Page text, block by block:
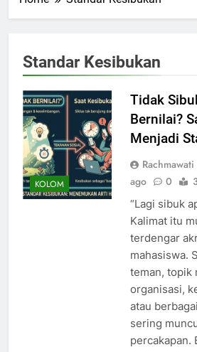
Standar Kesibukan
KOLOM
Tidak
Bernilai?
Menjadi
ago
0
“Lagi sibuk
Kalimat itu
terdengar
mahasiswa.
teman, topik
organisasi,
atau
sering
percakapan.